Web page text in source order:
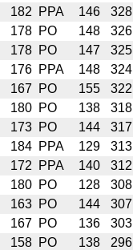
182 PPA 146
328
178 PO 148
326
178 PO 147
325
176 PPA 148
324
167 PO 155
322
180 PO 138
318
173 PO 144
317
184 PPA 129
313
172 PPA 140
312
180 PO 128
308
163 PO 144
307
167 PO 136
303
158 PO 138
296